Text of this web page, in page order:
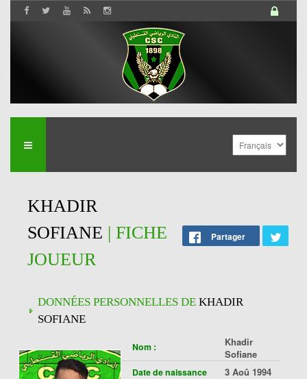
KHADIR
SOFIANE | FICHE
JOUEUR
Partager
DONNÉES PERSONNELLES DE KHADIR
SOFIANE
Nom :
Khadir
Sofiane
Date de naissance 3 Aoû 1994